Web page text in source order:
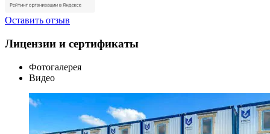
Оставить отзыв
Лицензии и сертификаты
Фотогалерея
Видео